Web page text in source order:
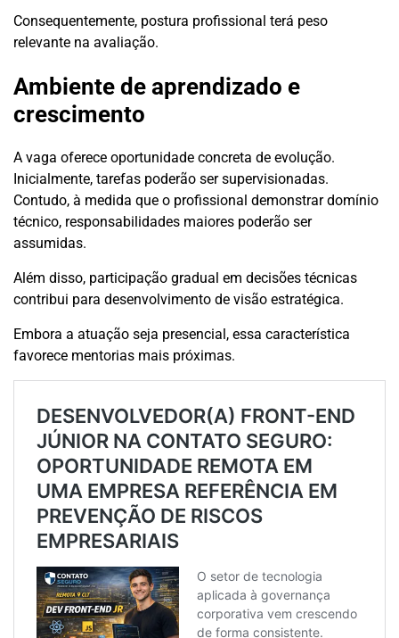
Consequentemente, postura profissional terá peso
relevante na avaliação.
Ambiente de aprendizado e
crescimento
A vaga oferece oportunidade concreta de evolução.
Inicialmente, tarefas poderão ser supervisionadas.
Contudo, à medida que o profissional demonstrar domínio
técnico, responsabilidades maiores poderão ser
assumidas.
Além disso, participação gradual em decisões técnicas
contribui para desenvolvimento de visão estratégica.
Embora a atuação seja presencial, essa característica
favorece mentorias mais próximas.